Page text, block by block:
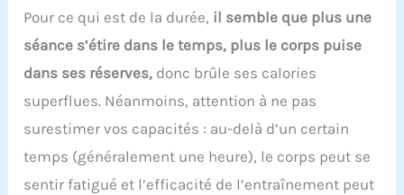
Pour ce qui est de la durée, il semble que plus une
séance s’étire dans le temps, plus le corps puise
dans ses réserves, donc brûle ses calories
superflues. Néanmoins, attention à ne pas
surestimer vos capacités : au-delà d’un certain
temps (généralement une heure), le corps peut se
sentir fatigué et l’efficacité de l’entraînement peut